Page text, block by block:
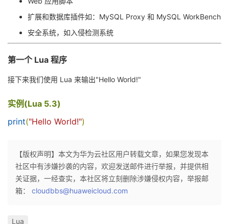
程
认
证
的
实
验
我
的
收
藏
术
云
议
扩展和数据库插件如：MySQL Proxy 和 MySQL WorkBench
安全系统，如入侵检测系统
第一个 Lua 程序
接下来我们使用 Lua 来输出"Hello World!"
实例(Lua 5.3)
print("Hello World!")
【版权声明】本文为华为云社区用户转载文章，如果您发现本
社区中有涉嫌抄袭的内容，欢迎发送邮件进行举报，并提供相
关证据，一经查实，本社区将立刻删除涉嫌侵权内容，举报邮
箱： cloudbbs@huaweicloud.com
Lua